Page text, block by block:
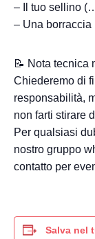
– Il tuo sellino
– Una borraccia
📝 Nota tecnica
Chiederemo di
responsabilità,
non farti stirare
Per qualsiasi
nostro gruppo
contatto per
Salva nel